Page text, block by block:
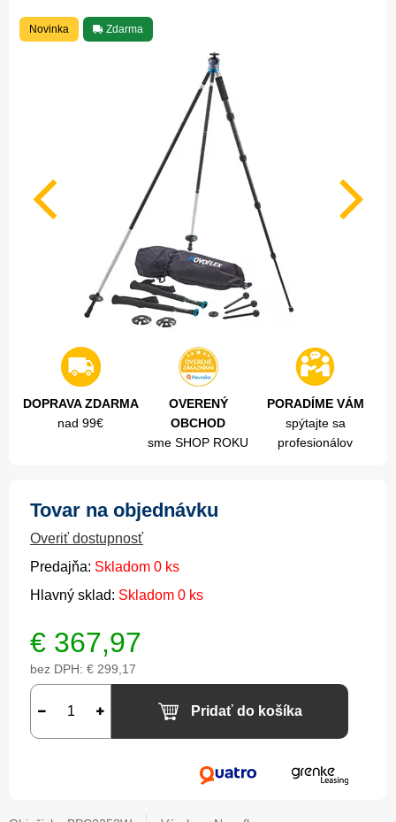
Novinka Zdarma
DOPRAVA ZDARMA
nad 99€
OVERENÝ
OBCHOD
sme SHOP ROKU
PORADÍME VÁM
spýtajte sa
profesionálov
Tovar na objednávku
Overiť dostupnosť
Predajňa: Skladom 0 ks
Hlavný sklad: Skladom 0 ks
€ 367,97
bez DPH: € 299,17
Pridať do košíka